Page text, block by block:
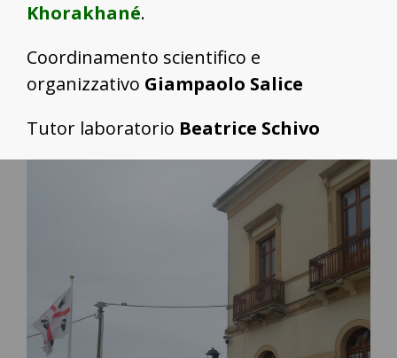
Khorakhané.
Coordinamento scientifico e
organizzativo Giampaolo Salice
Tutor laboratorio Beatrice Schivo